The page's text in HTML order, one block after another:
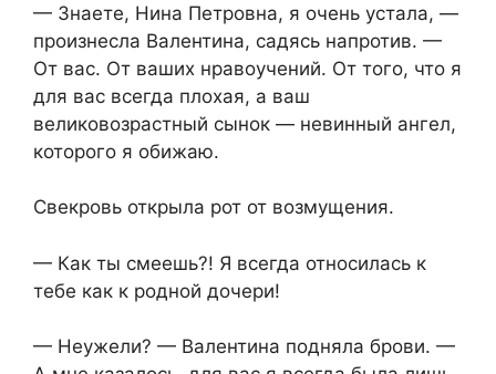
— Знаете, Нина Петровна, я очень устала, —
произнесла Валентина, садясь напротив. —
От вас. От ваших нравоучений. От того, что я
для вас всегда плохая, а ваш
великовозрастный сынок — невинный ангел,
которого я обижаю.
Свекровь открыла рот от возмущения.
— Как ты смеешь?! Я всегда относилась к
тебе как к родной дочери!
— Неужели? — Валентина подняла брови. —